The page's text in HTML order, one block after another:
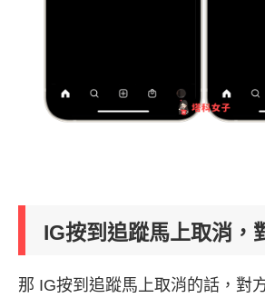
IG按到追蹤馬上取消，
那 IG按到追蹤馬上取消的話，對